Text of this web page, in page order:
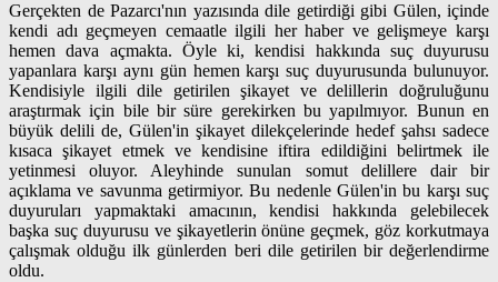
Gerçekten de Pazarcı'nın yazısında dile getirdiği gibi Gülen, içinde
kendi adı geçmeyen cemaatle ilgili her haber ve gelişmeye karşı
hemen dava açmakta. Öyle ki, kendisi hakkında suç duyurusu
yapanlara karşı aynı gün hemen karşı suç duyurusunda bulunuyor.
Kendisiyle ilgili dile getirilen şikayet ve delillerin doğruluğunu
araştırmak için bile bir süre gerekirken bu yapılmıyor. Bunun en
büyük delili de, Gülen'in şikayet dilekçelerinde hedef şahsı sadece
kısaca şikayet etmek ve kendisine iftira edildiğini belirtmek ile
yetinmesi oluyor. Aleyhinde sunulan somut delillere dair bir
açıklama ve savunma getirmiyor. Bu nedenle Gülen'in bu karşı suç
duyuruları yapmaktaki amacının, kendisi hakkında gelebilecek
başka suç duyurusu ve şikayetlerin önüne geçmek, göz korkutmaya
çalışmak olduğu ilk günlerden beri dile getirilen bir değerlendirme
oldu.